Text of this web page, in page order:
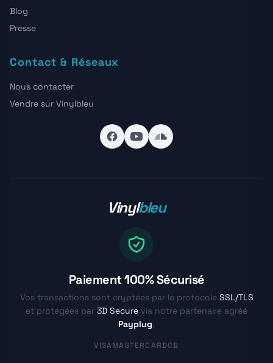
Blog
Presse
Contact & Réseaux
Nous contacter
Vendre sur Vinylbleu
Vinylbleu
Paiement 100% Sécurisé
Vos transactions sont cryptées par le protocole SSL/TLS
et protégées par 3D Secure via notre partenaire agréé
Payplug.
VISAMASTERCARDCB